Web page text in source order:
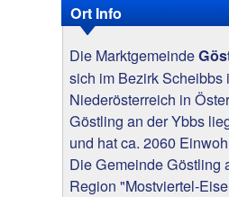
Ort Info
Die Marktgemeinde
sich im Bezirk Scheibbs
Niederösterreich in
Göstling an der Ybbs
und hat ca. 2060
Die Gemeinde Göstling
Region "Mostviertel-